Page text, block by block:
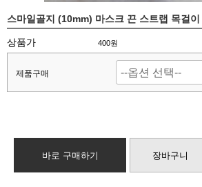
스마일골지 (10mm) 마스크 끈 스트랩 목걸이
상품가 400원
제품구매
바로 구매하기 장바구니